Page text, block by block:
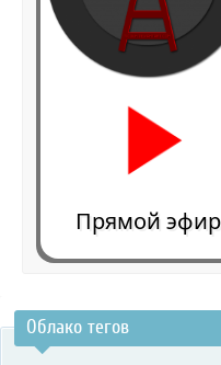
Прямой эфир
Облако тегов